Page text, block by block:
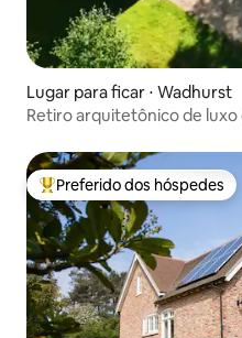
Lugar para ficar ⋅ Wadhurst
Retiro arquitetônico de luxo
Entre os melhores
Preferido dos hóspedes